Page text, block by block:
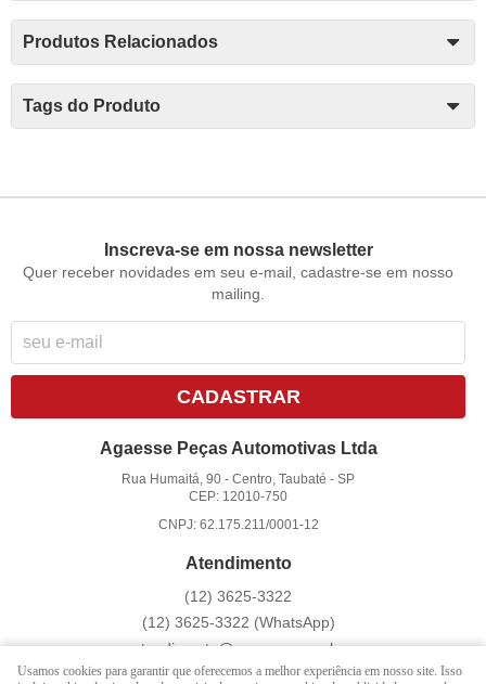
Produtos Relacionados
Tags do Produto
Inscreva-se em nossa newsletter
Quer receber novidades em seu e-mail, cadastre-se em nosso
mailing.
CADASTRAR
Agaesse Peças Automotivas Ltda
Rua Humaitá, 90 -Centro, Taubaté -SP
CEP: 12010-750
CNPJ: 62.175.211/0001-12
Atendimento
(12) 3625-3322
(12) 3625-3322 (WhatsApp)
atendimento@agaesse.com.br
Usamos cookies para garantir que oferecemos a melhor experiência em nosso site. Isso